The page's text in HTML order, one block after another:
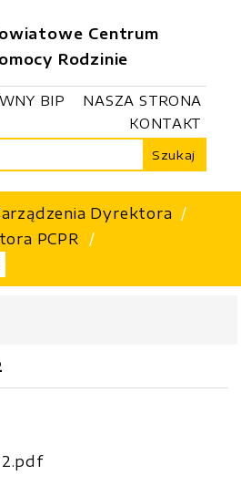
Centrum
Rodzinie
BIP
NASZA STRONA
KONTAKT
Szukaj
Dyrektora
PCPR